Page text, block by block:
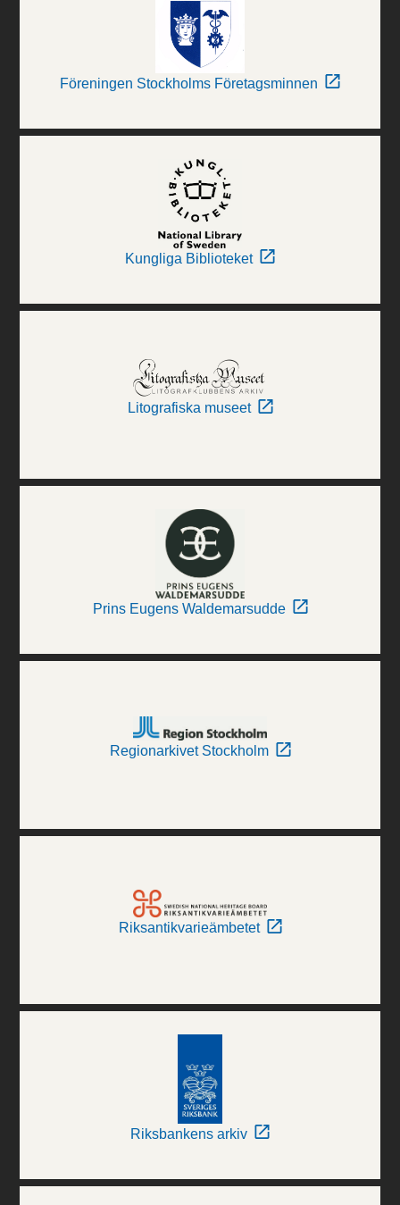
Föreningen Stockholms Företagsminnen
Kungliga Biblioteket
Litografiska museet
Prins Eugens Waldemarsudde
Regionarkivet Stockholm
Riksantikvarieämbetet
Riksbankens arkiv